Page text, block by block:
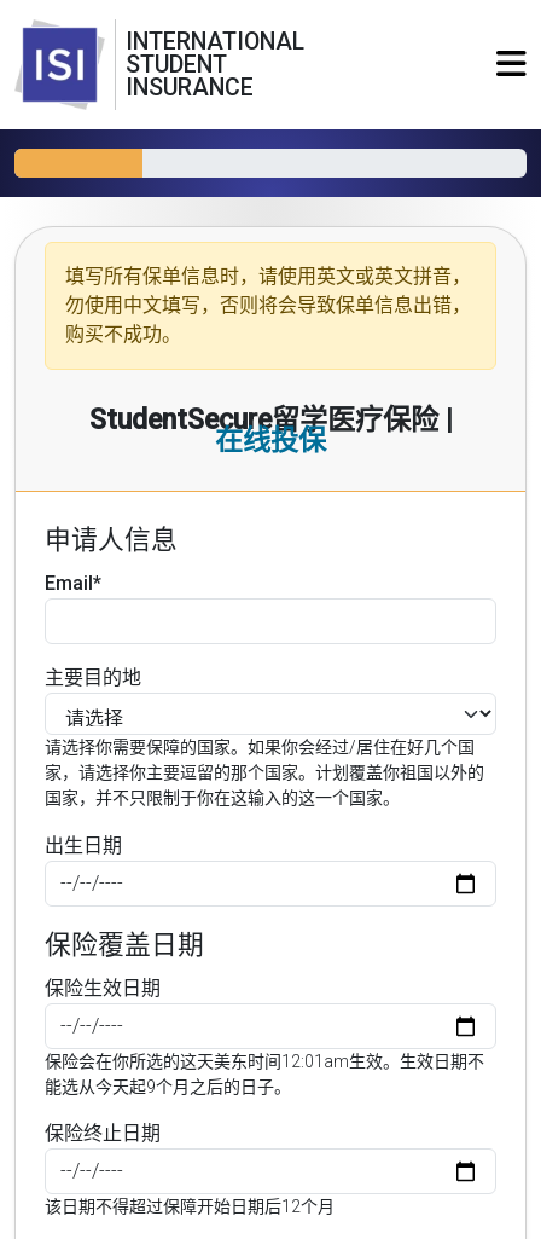
INTERNATIONAL
STUDENT
INSURANCE
填写所有保单信息时，请使用 英文或英文拼音，
勿使用中文填写，否则将会导致保单信息出错，
购买不成功。
StudentSecure留学医疗保险 |
在线投保
申请人信息
Email*
主要目的地
请选择你需要保障的国家。如果你会经过/居住在好几个国
家，请选择你主要逗留的那个国家。计划覆盖你祖国以外的
国家，并不只限制于你在这输入的这一个国家。
出生日期
保险覆盖日期
保险生效日期
保险会在你所选的这天美东时间12:01am生效。生效日期不
能选从今天起9个月之后的日子。
保险终止日期
该日期不得超过保障开始日期后12个月